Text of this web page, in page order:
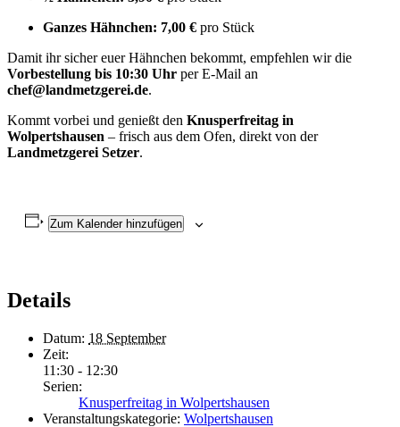
Ganzes Hähnchen: 7,00 € pro Stück
Damit ihr sicher euer Hähnchen bekommt, empfehlen wir die
Vorbestellung bis 10:30 Uhr per E-Mail an
chef@landmetzgerei.de.
Kommt vorbei und genießt den Knusperfreitag in
Wolpertshausen – frisch aus dem Ofen, direkt von der
Landmetzgerei Setzer.
Zum Kalender hinzufügen
Details
Datum: 18 September
Zeit:
11:30 - 12:30
Serien:
Knusperfreitag in Wolpertshausen
Veranstaltungskategorie: Wolpertshausen